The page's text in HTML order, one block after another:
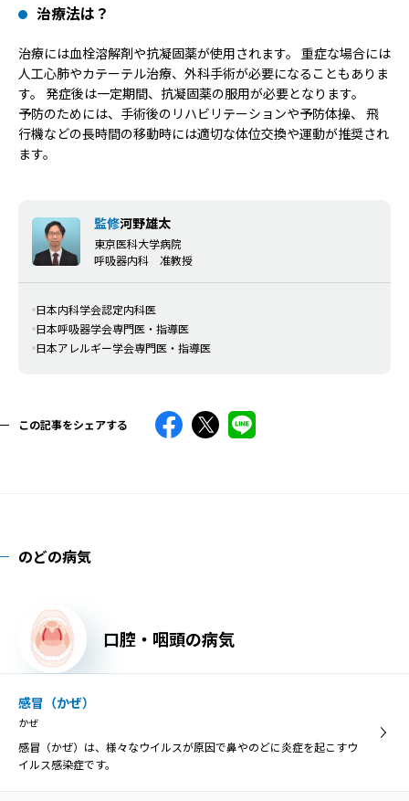
治療法は？
治療には血栓溶解剤や抗凝固薬が使用されます。 重症な場合には
人工心肺やカテーテル治療、外科手術が必要になることもありま
す。 発症後は一定期間、抗凝固薬の服用が必要となります。
予防のためには、手術後のリハビリテーションや予防体操、 飛
行機などの長時間の移動時には適切な体位交換や運動が推奨され
ます。
監修河野雄太
東京医科大学病院
呼吸器内科 准教授
日本内科学会認定内科医
日本呼吸器学会専門医・指導医
日本アレルギー学会専門医・指導医
この記事をシェアする
のどの病気
口腔・咽頭の病気
感冒（かぜ）
かぜ
感冒（かぜ）は、様々なウイルスが原因で鼻やのどに炎症を起こすウ
イルス感染症です。